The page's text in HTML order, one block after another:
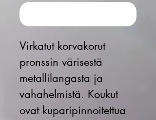
Virkatut korvakorut
pronssin värisestä
metallilangasta ja
vahahelmistä. Koukut
ovat kuparipinnoitettua